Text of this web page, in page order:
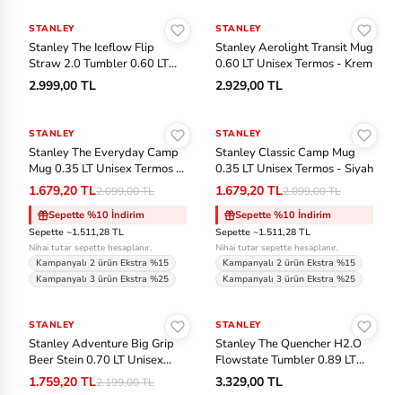
Cr
oc
s
C
Ea
pa
k
bc
ar
e
STANLEY
Stanley The Iceflow Flip
Straw 2.0 Tumbler 0.60 LT
Unisex Termos - Siyah
2.999,00 TL
STANLEY
Stanley Aerolight Transit Mug
0.60 LT Unisex Termos - Krem
2.929,00 TL
-%20
STANLEY
Stanley The Everyday Camp
Mug 0.35 LT Unisex Termos -
Krem
1.679,20 TL2.099,00 TL
Sepette %10 İndirim
Sepette ~1.511,28 TL
Nihai tutar sepette hesaplanır.
Kampanyalı 2 ürün Ekstra %15
Kampanyalı 3 ürün Ekstra %25
-%20
STANLEY
Stanley Classic Camp Mug
0.35 LT Unisex Termos - Siyah
1.679,20 TL2.099,00 TL
Sepette %10 İndirim
Sepette ~1.511,28 TL
Nihai tutar sepette hesaplanır.
Kampanyalı 2 ürün Ekstra %15
Kampanyalı 3 ürün Ekstra %25
-%20
STANLEY
Stanley Adventure Big Grip
Beer Stein 0.70 LT Unisex
Termos - Yeşil
1.759,20 TL2.199,00 TL
STANLEY
Stanley The Quencher H2.O
Flowstate Tumbler 0.89 LT
Unisex Termos - Siyah
3.329,00 TL